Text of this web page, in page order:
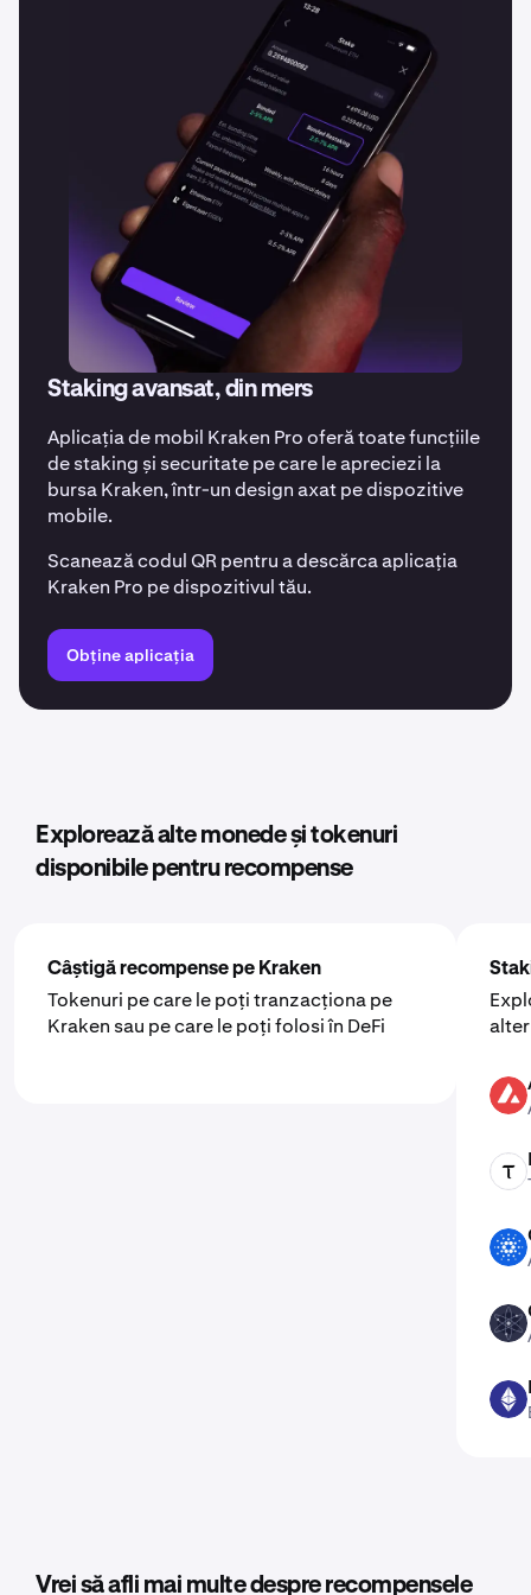
Staking avansat, din mers
Aplicația de mobil Kraken Pro oferă toate funcțiile
de staking și securitate pe care le apreciezi la
bursa Kraken, într-un design axat pe dispozitive
mobile.
Scanează codul QR pentru a descărca aplicația
Kraken Pro pe dispozitivul tău.
Obține aplicația
Explorează alte monede și tokenuri
disponibile pentru recompense
Câștigă recompense pe Kraken
Tokenuri pe care le poți tranzacționa pe
Kraken sau pe care le poți folosi în DeFi
AVAX
TAO
ADA
ATOM
ETH
Vrei să afli mai multe despre recompensele